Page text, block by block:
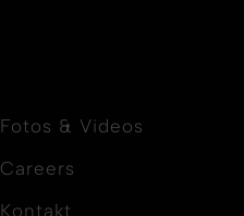
Fotos & Videos
Careers
Kontakt